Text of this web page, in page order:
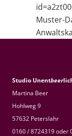
Muster-
Studio Unentbeer
Martina Beer
Hohlweg 9
57632 Peterslahr
0160 / 8724319 oder